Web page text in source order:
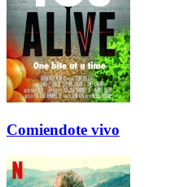
Comiendote vivo